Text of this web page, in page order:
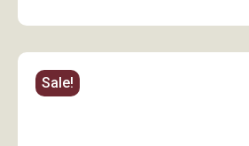
Sale!